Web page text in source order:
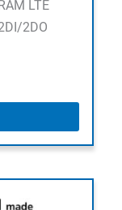
LTE
2DO